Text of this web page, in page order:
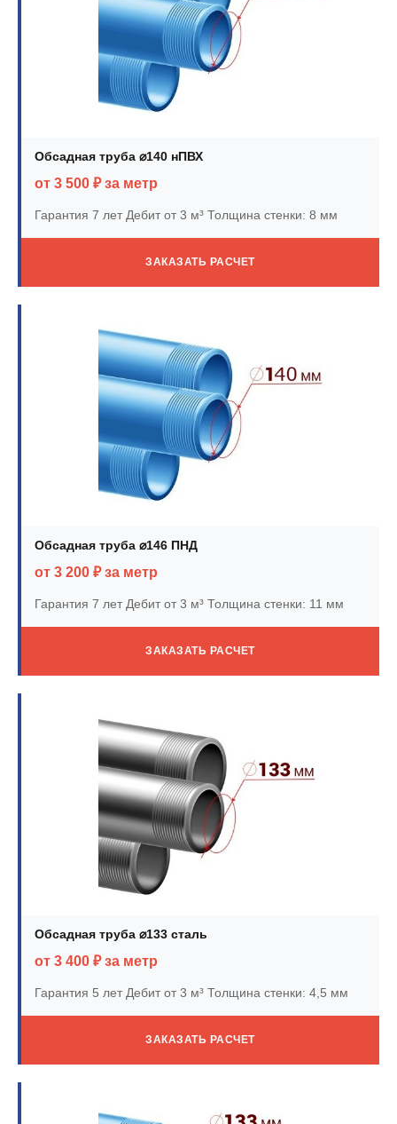
Обсадная труба ⌀140 нПВХ
от 3 500 ₽ за метр
Гарантия 7 летДебит от 3 м³ Толщина стенки: 8 мм
ЗАКАЗАТЬ РАСЧЕТ
Обсадная труба ⌀146 ПНД
от 3 200 ₽ за метр
Гарантия 7 летДебит от 3 м³ Толщина стенки: 11 мм
ЗАКАЗАТЬ РАСЧЕТ
Обсадная труба ⌀133 сталь
от 3 400 ₽ за метр
Гарантия 5 летДебит от 3 м³ Толщина стенки: 4,5 мм
ЗАКАЗАТЬ РАСЧЕТ